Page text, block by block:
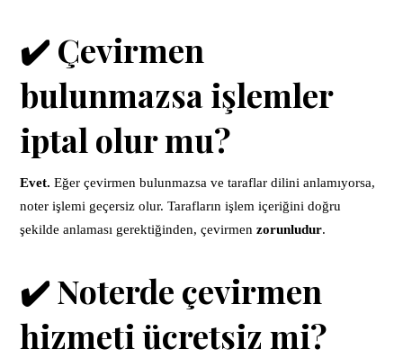
✔️ Çevirmen
bulunmazsa işlemler
iptal olur mu?
Evet. Eğer çevirmen bulunmazsa ve taraflar dilini anlamıyorsa,
noter işlemi geçersiz olur. Tarafların işlem içeriğini doğru
şekilde anlaması gerektiğinden, çevirmenzorunludur.
✔️ Noterde çevirmen
hizmeti ücretsiz mi?